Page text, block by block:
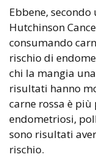
Ebbene,
Hutchinson
consumando
rischio di
chi la mangia
risultati hanno
carne rossa è
endometriosi,
sono risultati
rischio.